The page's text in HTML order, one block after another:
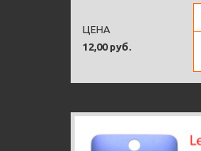
12,00 руб.
ЦЕНА